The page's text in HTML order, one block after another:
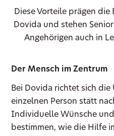
Diese Vorteile prägen
Dovida und stehen
Angehörigen auch in
Der Mensch im Zentrum
Bei Dovida richtet sich
einzelnen Person statt
Individuelle Wünsche
bestimmen, wie die Hilfe